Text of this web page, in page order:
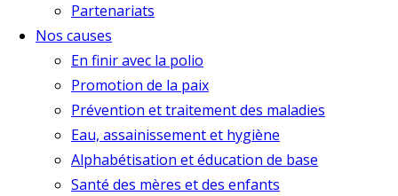
Partenariats
Nos causes
En finir avec la polio
Promotion de la paix
Prévention et traitement des maladies
Eau, assainissement et hygiène
Alphabétisation et éducation de base
Santé des mères et des enfants